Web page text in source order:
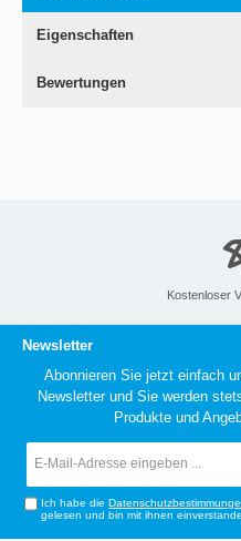
Eigenschaften
Bewertungen
Kostenloser
Newsletter
Abonnieren Sie jetzt einfach
Newsletter und Sie werden
Produkte und
Ich habe die
gelesen und bin mit ihnen